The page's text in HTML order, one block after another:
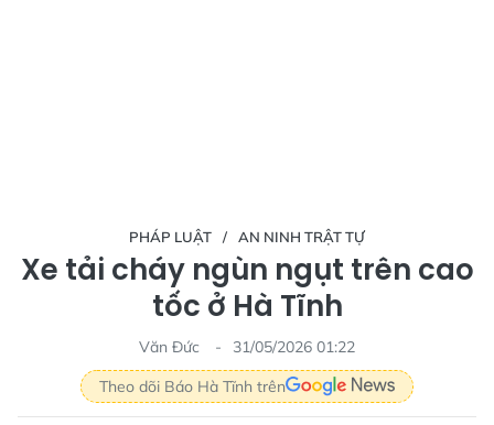
PHÁP LUẬT AN NINH TRẬT TỰ
Xe tải cháy ngùn ngụt trên cao
tốc ở Hà Tĩnh
Văn Đức
31/05/2026 01:22
Theo dõi Báo Hà Tĩnh trên